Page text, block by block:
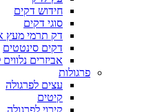
חידוש דקים
סוגי דקים
דק תרמי מעץ
דקים סינטטים
אביזרים
פרגולות
עצים לפרגולה
קיטים
קירוי לפרגולה